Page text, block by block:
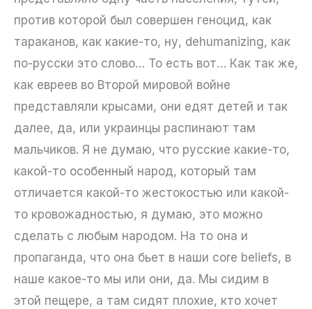
против которой был совершен геноцид, как
тараканов, как какие-то, ну, dehumanizing, как
по-русски это слово… То есть вот… Как так же,
как евреев во Второй мировой войне
представляли крысами, они едят детей и так
далее, да, или украинцы распинают там
мальчиков. Я не думаю, что русские какие-то,
какой-то особенный народ, который там
отличается какой-то жестокостью или какой-
то кровожадностью, я думаю, это можно
сделать с любым народом. На то она и
пропаганда, что она бьет в наши core beliefs, в
наше какое-то мы или они, да. Мы сидим в
этой пещере, а там сидят плохие, кто хочет